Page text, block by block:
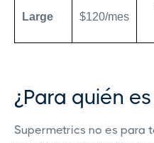
Large $120/mes
¿Para quién
Supermetrics no es para